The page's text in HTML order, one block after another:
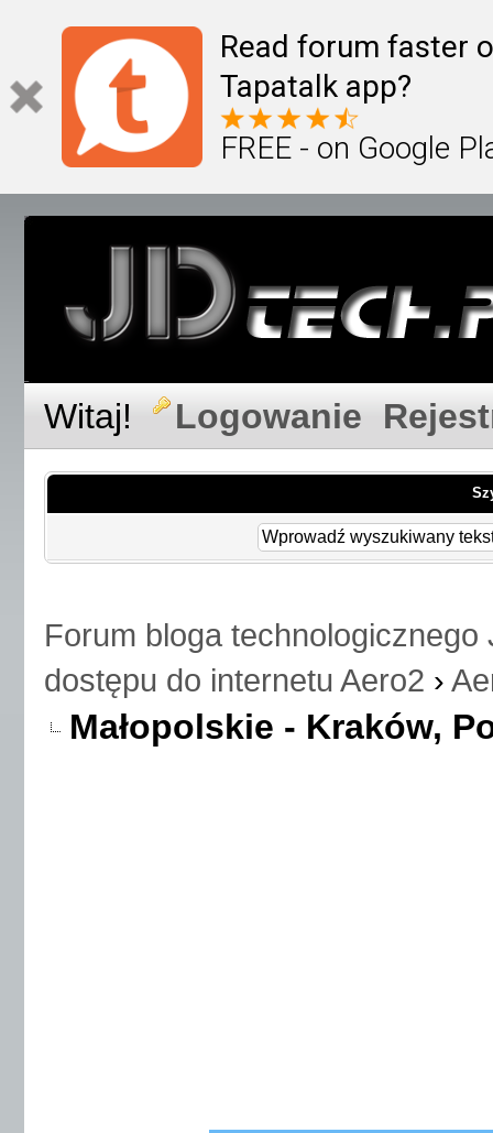
Read forum faster
Tapatalk app?
FREE - on Google
Witaj! Logowanie
Forum bloga technologicznego
dostępu do internetu Aero2 ›
Małopolskie - Kraków,